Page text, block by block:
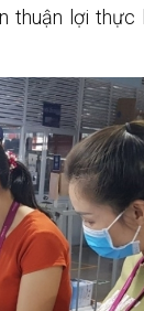
thuận lợi thực